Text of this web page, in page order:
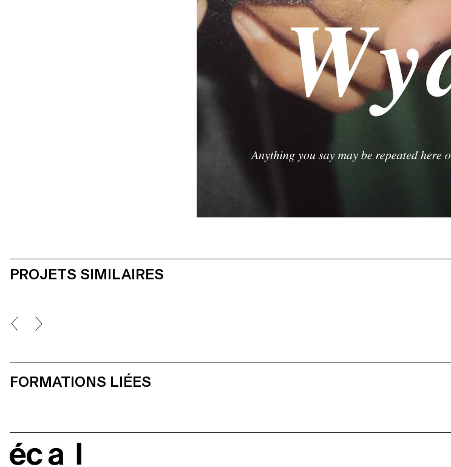
PROJETS SIMILAIRES
FORMATIONS LIÉES